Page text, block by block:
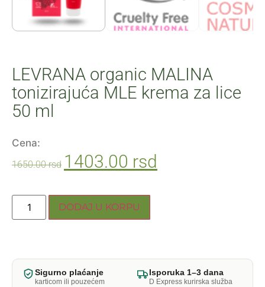
LEVRANA organic MALINA
tonizirajuća MLE krema za lice
50 ml
Cena:
1650.00rsd 1403.00 rsd
DODAJ U KORPU
Sigurno plaćanje
karticom ili pouzećem
Isporuka 1–3 dana
D Express kurirska služba